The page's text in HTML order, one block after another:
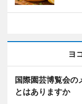
ヨ
国際園芸博覧会の
とはありますか